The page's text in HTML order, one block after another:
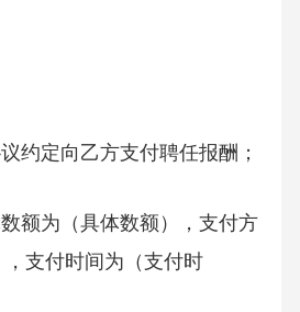
约定向乙方支付聘任报酬；
额为（具体数额），支付方
支付时间为（支付时